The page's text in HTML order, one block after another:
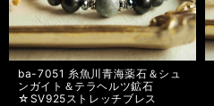
ba-7051 糸魚川青海薬石＆シュ
ンガイト＆テラヘルツ鉱石
☆SV925ストレッチブレス